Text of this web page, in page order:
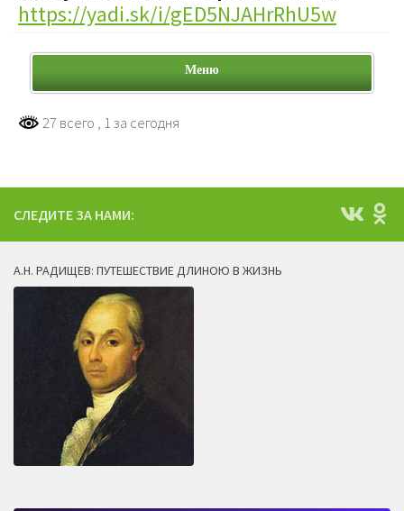
https://yadi.sk/i/gED5NJAHrRhU5w
Меню
27 всего , 1 за сегодня
СЛЕДИТЕ ЗА НАМИ:
А.Н. РАДИЩЕВ: ПУТЕШЕСТВИЕ ДЛИНОЮ В ЖИЗНЬ